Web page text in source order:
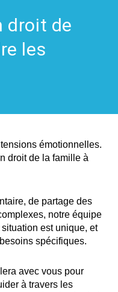
droit de
les
émotionnelles.
droit de la famille à
de partage des
notre équipe
est unique, et
spécifiques.
avec vous pour
à travers les